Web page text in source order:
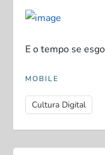
E o tempo se
MOBILE
Cultura Digital